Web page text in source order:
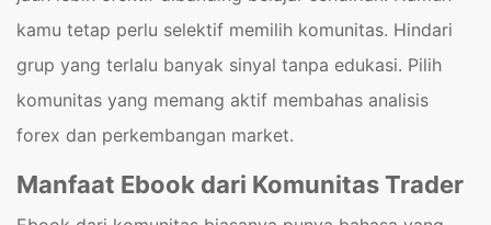
kamu tetap perlu selektif memilih komunitas. Hindari
grup yang terlalu banyak sinyal tanpa edukasi. Pilih
komunitas yang memang aktif membahas analisis
forex dan perkembangan market.
Manfaat Ebook dari Komunitas Trader